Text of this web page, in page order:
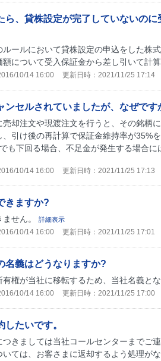
ら、貸株設定が完了していないの
ールにおいて貸株設定の申込をした株
について受入保証金から差し引いて計
10/14 16:00 更新日時：2021/11/25 17:14
ンセルされていましたが、なぜです
売却注文や現渡注文を行うと、その銘柄
引け後の再計算で保証金維持率が35%
も下回る場合、不足金が発生する場合
10/14 16:00 更新日時：2021/11/25 17:13
きますか?
せん。 詳細表示
10/14 16:00 更新日時：2021/11/25 17:01
名義はどうなりますか?
権が当社に移転するため、当社名義と
10/14 16:00 更新日時：2021/11/25 17:00
たいです。
きましては当社コールセンターまでご
ては、お客さまに返却するよう処理が